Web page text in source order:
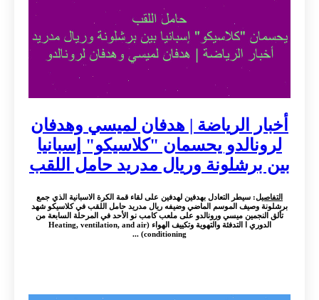
أخبار الرياضة | هدفان لميسي وهدفان
لرونالدو يحسمان "كلاسيكو" إسبانيا
بين برشلونة وريال مدريد حامل اللقب
التفاصيل: سيطر التعادل بهدفين لهدفين على لقاء قمة الكرة الاسبانية الذي جمع
برشلونة وصيف الموسم الماضي وضيفه ريال مدريد حامل اللقب في كلاسيكو شهد
تألق النجمين ميسي ورونالدو على ملعب كامب نو الأحد في المرحلة السابعة من
الدوري ا التدفئة والتهوية وتكييف الهواء (Heating, ventilation, and air
conditioning) ...